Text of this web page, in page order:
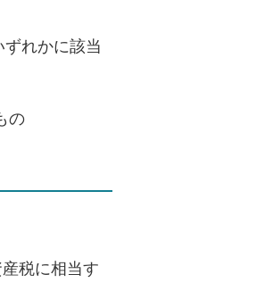
れかに該当
の
税に相当す